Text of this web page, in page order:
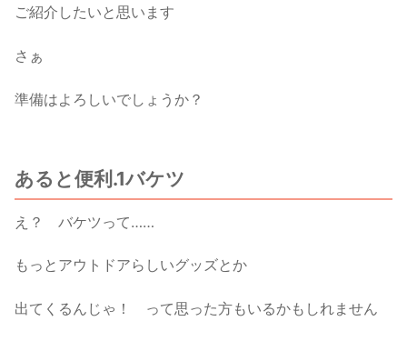
ご紹介したいと思います
さぁ
準備はよろしいでしょうか？
あると便利.1バケツ
え？ バケツって……
もっとアウトドアらしいグッズとか
出てくるんじゃ！ って思った方もいるかもしれません